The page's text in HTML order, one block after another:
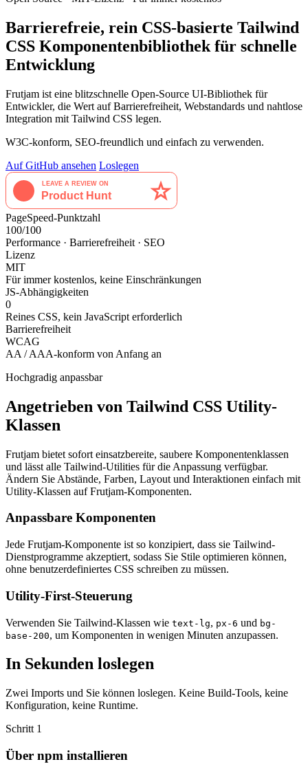
Barrierefreie, rein CSS-basierte Tailwind
CSS Komponentenbibliothek für schnelle
Entwicklung
Frutjam ist eine blitzschnelle Open-Source UI-Bibliothek für
Entwickler, die Wert auf Barrierefreiheit, Webstandards und nahtlose
Integration mit Tailwind CSS legen.
W3C-konform, SEO-freundlich und einfach zu verwenden.
Auf GitHub ansehen Loslegen
LEAVE A REVIEW ON
Product Hunt
PageSpeed-Punktzahl
100/100
Performance · Barrierefreiheit · SEO
Lizenz
MIT
Für immer kostenlos, keine Einschränkungen
JS-Abhängigkeiten
0
Reines CSS, kein JavaScript erforderlich
Barrierefreiheit
WCAG
AA / AAA-konform von Anfang an
Hochgradig anpassbar
Angetrieben von Tailwind CSS Utility-
Klassen
Frutjam bietet sofort einsatzbereite, saubere Komponentenklassen
und lässt alle Tailwind-Utilities für die Anpassung verfügbar.
Ändern Sie Abstände, Farben, Layout und Interaktionen einfach mit
Utility-Klassen auf Frutjam-Komponenten.
Anpassbare Komponenten
Jede Frutjam-Komponente ist so konzipiert, dass sie Tailwind-
Dienstprogramme akzeptiert, sodass Sie Stile optimieren können,
ohne benutzerdefiniertes CSS schreiben zu müssen.
Utility-First-Steuerung
Verwenden Sie Tailwind-Klassen wie text-lg, px-6 und bg-
base-200, um Komponenten in wenigen Minuten anzupassen.
In Sekunden loslegen
Zwei Imports und Sie können loslegen. Keine Build-Tools, keine
Konfiguration, keine Runtime.
Schritt 1
Über npm installieren